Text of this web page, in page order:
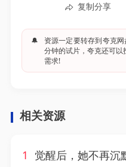
复制分享
🔔
资源一定要转存到夸克
分钟的试片，夸克还可
需求!
相关资源
1
觉醒后，她不再沉默&上